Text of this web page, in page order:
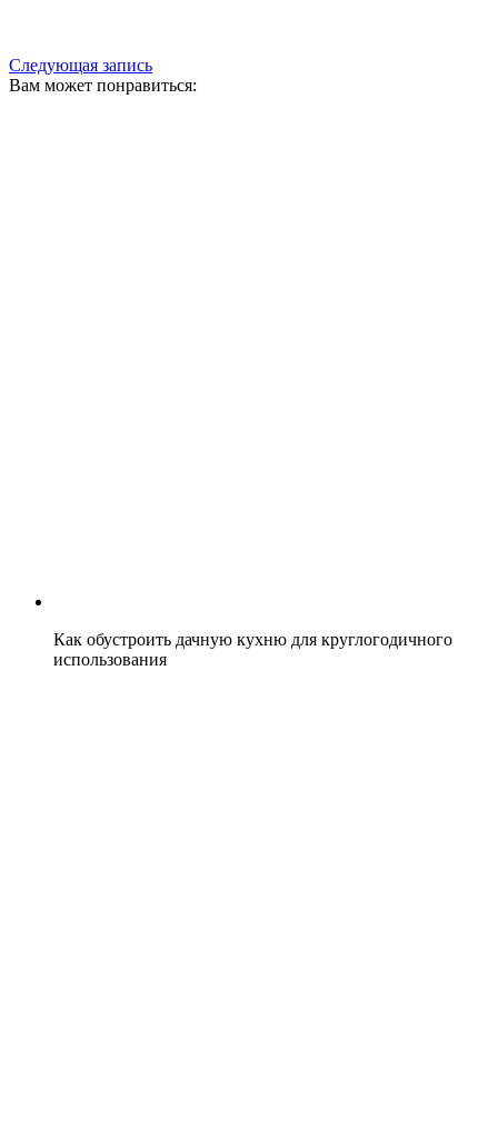
Следующая запись
Вам может понравиться:
Как обустроить дачную кухню для круглогодичного
использования